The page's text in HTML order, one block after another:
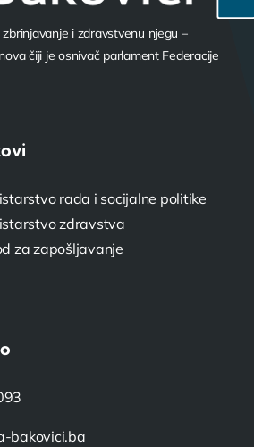
i zdravstvenu njegu –
čiji je osnivač parlament Federacije
rada i socijalne politike
zdravstva
za zapošljavanje
bakovici.ba